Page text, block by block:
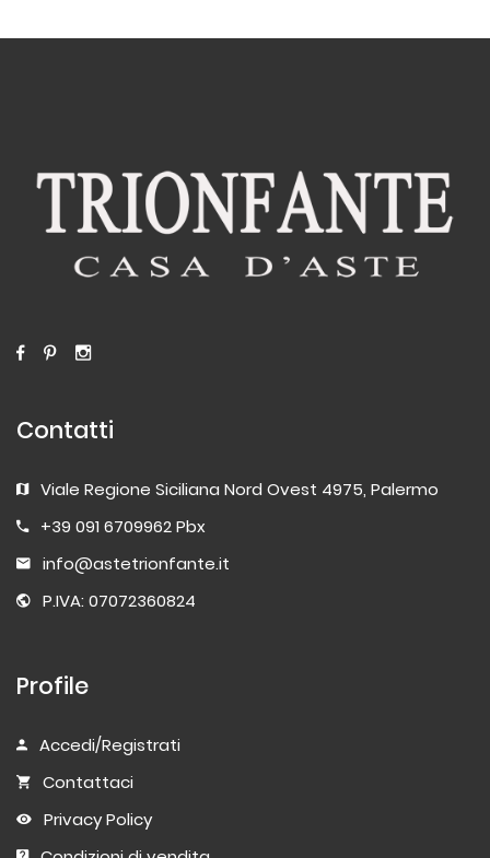
Contatti
Viale Regione Siciliana Nord Ovest 4975, Palermo
+39 091 6709962 Pbx
info@astetrionfante.it
P.IVA: 07072360824
Profile
Accedi/Registrati
Contattaci
Privacy Policy